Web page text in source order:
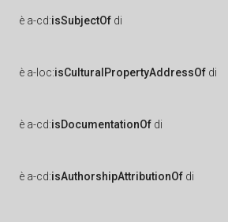
è a-cd:isSubjectOf di
è a-loc:isCulturalPropertyAddressOf di
è a-cd:isDocumentationOf di
è a-cd:isAuthorshipAttributionOf di